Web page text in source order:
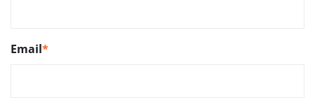
Email*